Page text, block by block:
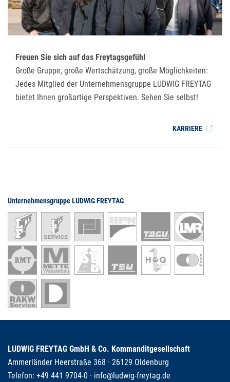
Freuen Sie sich auf das Freytagsgefühl
Große Gruppe, große Wertschätzung, große Möglichkeiten:
Jedes Mitglied der Unternehmensgruppe LUDWIG FREYTAG
bietet Ihnen großartige Perspektiven. Sehen Sie selbst!
KARRIERE
Unternehmensgruppe LUDWIG FREYTAG
LUDWIG FREYTAG GmbH & Co. Kommanditgesellschaft
Ammerländer Heerstraße 368 · 26129 Oldenburg
Telefon: +49 441 9704-0 · info@ludwig-freytag.de